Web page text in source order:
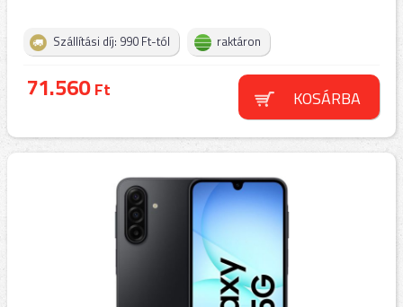
Szállítási díj: 990 Ft-tól raktáron
71.560Ft KOSÁRBA